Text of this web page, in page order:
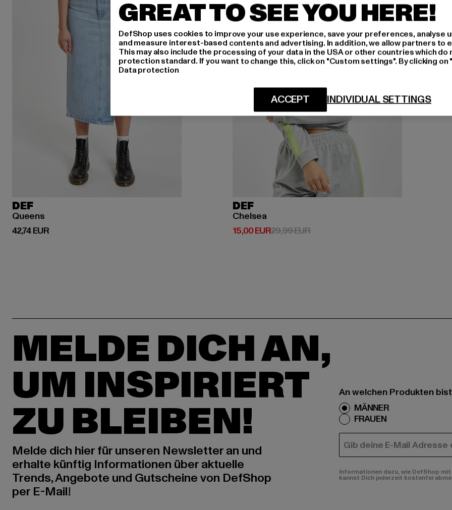
DEF
Queens
42,74 EUR
Derzeitiger Preis: 42,74 EUR
DEF
Chelsea
15,00 EUR
Derzeitiger Preis: 15,00 EUR
29,99 EURAktionspreis: 29,99 EUR
MELDE DICH AN,
UM INSPIRIERT
ZU BLEIBEN!
Melde dich hier für unseren Newsletter an und
erhalte künftig Informationen über aktuelle
Trends, Angebote und Gutscheine von DefShop
per E-Mail!
An welchen Produkten
MÄNNER
FRAUEN
E-MAIL
Informationen dazu, wie DefShop
kannst Dich jederzeit kostenfei
GREAT TO SEE YOU HERE!
DefShop uses cookies to improve your use experience, save your preferences, analyse
and measure interest-based contents and advertising. In addition, we allow partners to
This may also include the processing of your data in the USA or other countries which do
protection standard. If you want to change this, click on "Custom settings". By clicking
Data protection
INDIVIDUAL SETTINGS
ACCEPT